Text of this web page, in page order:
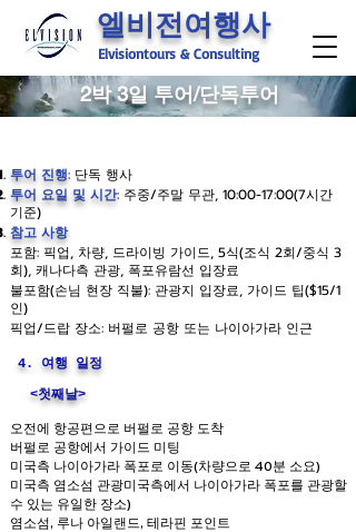
엘비전여행사
Elvisiontours & Consulting
2박 3일 투어/단독투어
투어 진행: 단독 행사
투어 요일 및 시간: 주중/주말 무관, 10:00-17:00(7시간
기준)
참고 사항
포함: 픽업, 차량, 드라이빙 가이드, 5식(조식 2회/중식 3
회), 캐나다측 관광, 폭포유람선 입장료
불포함(손님 현장 직불): 관광지 입장료, 가이드 팁($15/1
인)
픽업/드랍 장소: 버펄로 공항 또는 나이아가라 인근
4. 여행 일정
​<첫째날>
오전에 항공편으로 버펄로 공항 도착
버펄로 공항에서 가이드 미팅
미국측 나이아가라 폭포로 이동(차량으로 40분 소요)
미국측 염소섬 관광미국측에서 나이아가라 폭포를 관광할
수 있는 유일한 장소)
염소섬, 루나 아일랜드, 테라핀 포인트